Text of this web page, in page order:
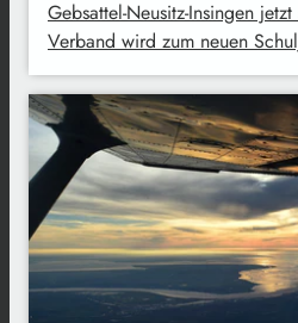
Gebsattel-Neusitz-Insingen
Verband wird zum neuen